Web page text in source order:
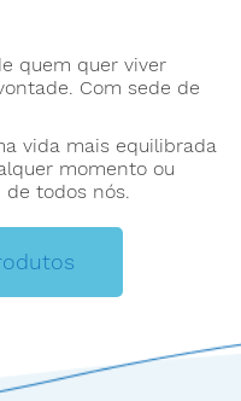
quem quer viver
Com sede de
vida mais equilibrada
momento ou
de todos nós.